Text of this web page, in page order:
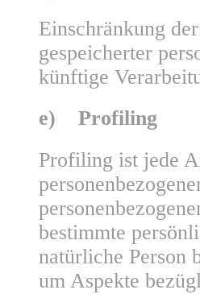
Einschränkung
gespeicherter
künftige
e) Profiling
Profiling ist jede
bestimmte
natürliche Person
um Aspekte